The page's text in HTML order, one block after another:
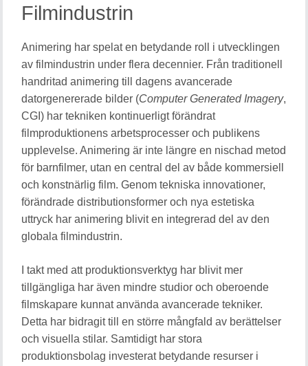
Filmindustrin
Animering har spelat en betydande roll i utvecklingen
av filmindustrin under flera decennier. Från traditionell
handritad animering till dagens avancerade
datorgenererade bilder (Computer Generated Imagery,
CGI) har tekniken kontinuerligt förändrat
filmproduktionens arbetsprocesser och publikens
upplevelse. Animering är inte längre en nischad metod
för barnfilmer, utan en central del av både kommersiell
och konstnärlig film. Genom tekniska innovationer,
förändrade distributionsformer och nya estetiska
uttryck har animering blivit en integrerad del av den
globala filmindustrin.
I takt med att produktionsverktyg har blivit mer
tillgängliga har även mindre studior och oberoende
filmskapare kunnat använda avancerade tekniker.
Detta har bidragit till en större mångfald av berättelser
och visuella stilar. Samtidigt har stora
produktionsbolag investerat betydande resurser i